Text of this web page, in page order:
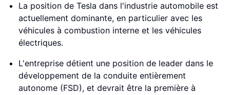
La position de Tesla dans l'industrie automobile est
actuellement dominante, en particulier avec les
véhicules à combustion interne et les véhicules
électriques.
L'entreprise détient une position de leader dans le
développement de la conduite entièrement
autonome (FSD), et devrait être la première à